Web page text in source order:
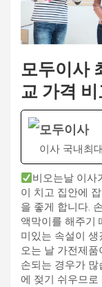
모두이사
교 가격
모두이사
이사 국내최
비오는날 이사
이 치고 집안에
을 좋게 합니다.
액막이를 해주기
미있는 속설이 생
오는 날 가전제품
손되는 경우가
에 젖기 쉬우므